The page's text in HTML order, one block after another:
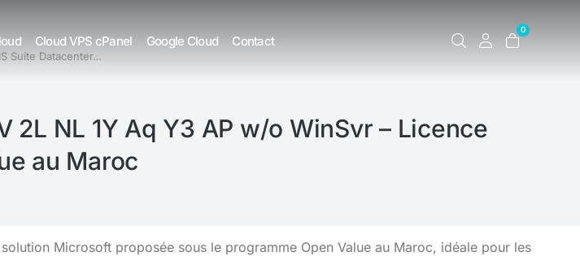
Cloud VPS cPanel Google Cloud Contact
0
Suite Datacenter…
2L NL 1Y Aq Y3 AP w/o WinSvr – Licence
au Maroc
Microsoft proposée sous le programme Open Value au Maroc, idéale pour les